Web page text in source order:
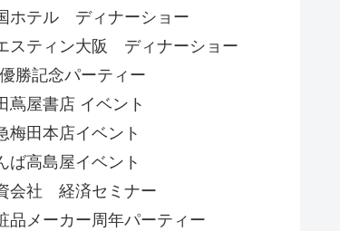
ホテル ディナーショー
スティン大阪 ディナーショー
勝記念パーティー
蔦屋書店 イベント
梅田本店イベント
ば高島屋イベント
会社 経済セミナー
品メーカー周年パーティー